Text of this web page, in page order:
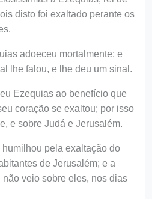
disto foi exaltado perante os
adoeceu mortalmente; e
lhe falou, e lhe deu um sinal.
Ezequias ao benefício que
coração se exaltou; por isso
e sobre Judá e Jerusalém.
pela exaltação do
de Jerusalém; e a
veio sobre eles, nos dias